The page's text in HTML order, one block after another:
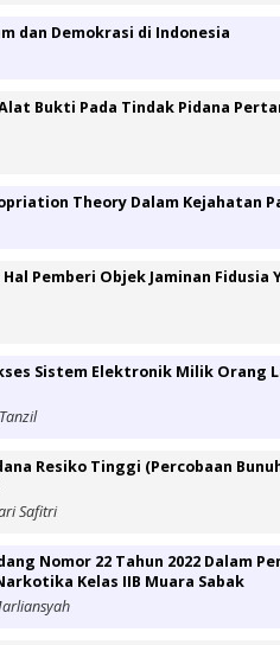
dan Demokrasi di Indonesia
Bukti Pada Tindak Pidana
Theory Dalam Kejahatan
Pemberi Objek Jaminan
Sistem Elektronik Milik Orang
Resiko Tinggi (Percobaan
Safitri
Nomor 22 Tahun 2022 Dalam
Kelas IIB Muara Sabak